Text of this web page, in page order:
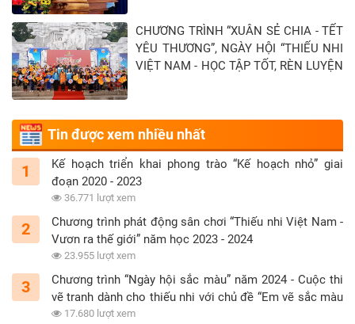
chia - Tết yêu thương” năm 2026
CHƯƠNG TRÌNH “XUÂN SẺ CHIA - TẾT
YÊU THƯƠNG”, NGÀY HỘI “THIẾU NHI
VIỆT NAM - HỌC TẬP TỐT, RÈN LUYỆN
Tin được xem nhiều nhất
1
Kế hoạch triển khai phong trào “Kế hoạch nhỏ” giai
đoạn 2020 - 2023
36.771 lượt xem
2
Chương trình phát động sân chơi “Thiếu nhi Việt Nam -
Vươn ra thế giới” năm học 2023 - 2024
23.955 lượt xem
3
Chương trình “Ngày hội sắc màu” năm 2024 - Cuộc thi
vẽ tranh dành cho thiếu nhi với chủ đề “Em vẽ sắc màu
tình nguyện”
17.680 lượt xem